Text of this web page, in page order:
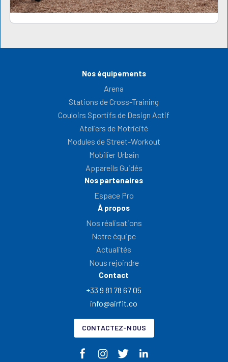
Nos équipements
Arena
Stations de Cross-Training
Couloirs Sportifs de Design Actif
Ateliers de Motricité
Modules de Street-Workout
Mobilier Urbain
Appareils Guidés
Nos partenaires
Espace Pro
À propos
Nos réalisations
Notre équipe
Actualités
Nous rejoindre
Contact
+33 9 81 78 67 05
info@airfit.co
CONTACTEZ-NOUS